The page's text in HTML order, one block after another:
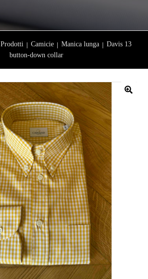
Prodotti Camicie Manica lunga
Davis 13
button-down collar